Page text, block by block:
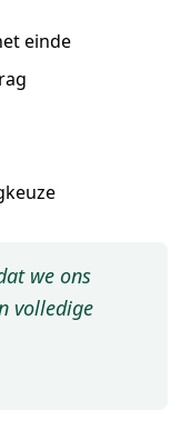
einde
we ons
volledige